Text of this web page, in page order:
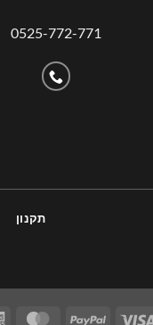
0525-772-771
תקנון